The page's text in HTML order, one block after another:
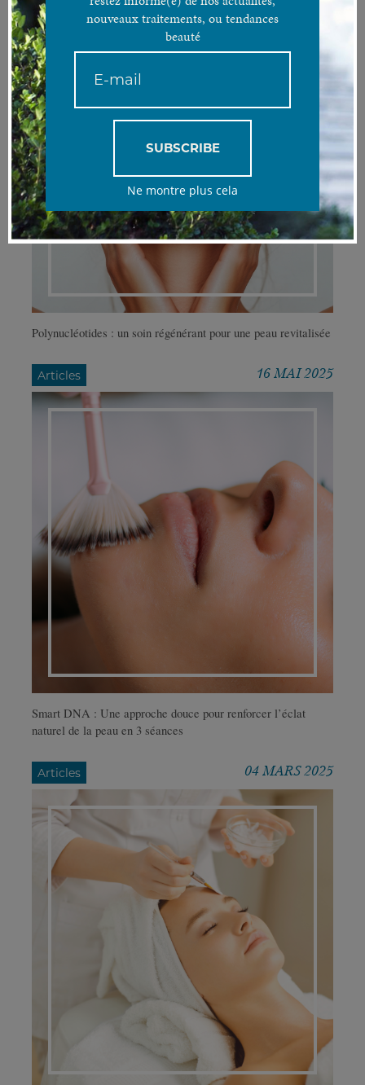
Polynucléotides : un soin régénérant pour une peau revitalisée
Articles 16 MAI 2025
Smart DNA : Une approche douce pour renforcer l’éclat
naturel de la peau en 3 séances
Articles 04 MARS 2025
nouveaux traitements, ou tendances
beauté
SUBSCRIBE
Ne montre plus cela